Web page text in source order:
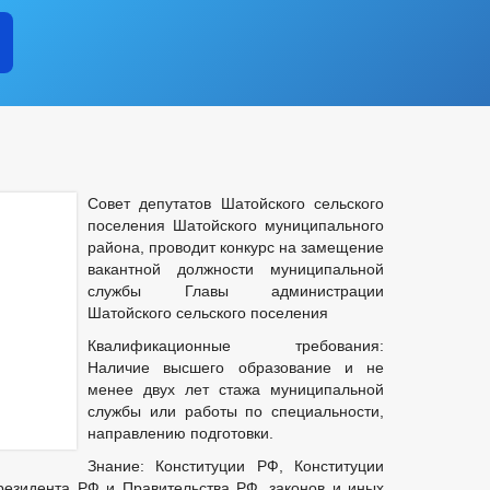
МАТЕРИАЛЫ
ОМСУ, РАЗМЕЩАЕМОЙ В СЕТИ «ИНТЕРНЕТ»
РЕЕСТР НЕДВИЖИМОГО ИМУЩЕСТВА
КАДРОВЫЙ РЕЗЕРВ
КОНТАКТНАЯ ИНФОРМАЦИЯ
УСЛОВИЯ И РЕЗУЛЬТАТЫ КОНКУРСОВ
КВАЛИФИКАЦИОННЫЕ
ПОРЯДОК ПОСТУПЛЕНИЯ ГРАЖДАН НА МУНИЦИПАЛЬНУЮ
ТЕКСТЫ ОФИЦИАЛЬНЫХ ВЫСТУПЛЕНИЙ И ЗАЯВЛЕНИЙ
СЛУЖАЩИХ АДМИНИСТРАЦИИ
СТРУКТУРА, ПОЛНОМОЧИЯ, ЗАДАЧИ И ФУНКЦИИ
ДЕПУТАТОВ
_
ИНЫЕ АКТЫ В СФЕРЕ ПРОТИВОДЕЙСТВИЯ КОРРУПЦИИ
МАТЕРИАЛЫ
Совет депутатов Шатойского сельского
поселения Шатойского муниципального
района, проводит конкурс на замещение
вакантной должности муниципальной
службы Главы администрации
Шатойского сельского поселения
Квалификационные требования:
Наличие высшего образование и не
менее двух лет стажа муниципальной
службы или работы по специальности,
направлению подготовки.
Знание: Конституции РФ, Конституции